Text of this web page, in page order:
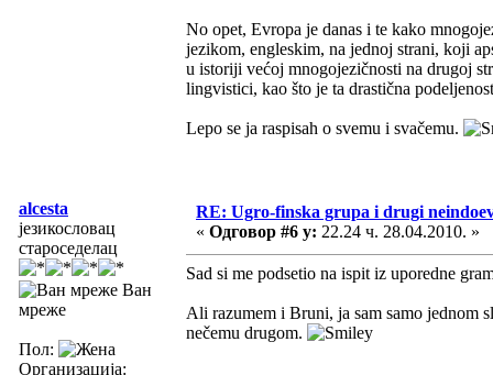
No opet, Evropa je danas i te kako
jezikom, engleskim, na jednoj strani, koji
u istoriji većoj mnogojezičnosti na drugoj
lingvistici, kao što je ta drastična
Lepo se ja raspisah o svemu i svačemu.
alcesta
језикословац
староседелац
Ван
мреже
Пол:
Организација:
RE: Ugro-finska grupa i drugi
« Одговор #6 у: 22.24 ч. 28.04.2010. »
Sad si me podsetio na ispit iz uporedne
Ali razumem i Bruni, ja sam samo jednom
nečemu drugom.